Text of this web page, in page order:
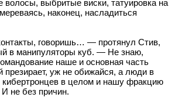
волосы, выбритые виски, татуировка на
наконец, насладиться
говоришь… — протянул Стив,
в манипуляторы куб. — Не знаю,
наше и основная часть
презирает, уж не обижайся, а люди в
в целом и нашу фракцию
И не без причин.